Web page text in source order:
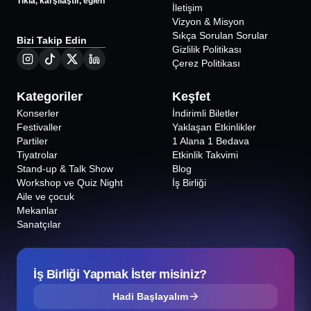
VİTRAY CAM BOYAMA - ANKARA
WORKSHOP
VİTRAY CAM BOYAMA - ANKARA
WORKSHOP
Bizi Takip Edin
İletişim
Vizyon & Misyon
Sıkça Sorulan Sorular
Gizlilik Politikası
Çerez Politikası
Kategoriler
Konserler
Festivaller
Partiler
Tiyatrolar
Stand-up & Talk Show
Workshop ve Quiz Night
Aile ve çocuk
Mekanlar
Sanatçılar
Keşfet
İndirimli Biletler
Yaklaşan Etkinlikler
1 Alana 1 Bedava
Etkinlik Takvimi
Blog
İş Birliği
İş Birliği Yapmak İster misiniz?
Hadi Başlayalım